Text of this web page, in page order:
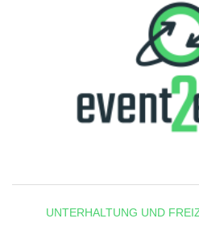
UNTERHALTUNG UND